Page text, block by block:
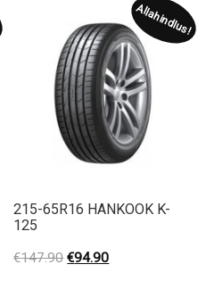
Allahindlus!
215-65R16 HANKOOK K-
125
€147.90 Original
€94.90Current